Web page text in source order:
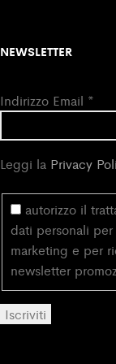
NEWSLETTER
Indirizzo Email *
Leggi la Privacy
autorizzo il
dati personali
marketing e per
newsletter